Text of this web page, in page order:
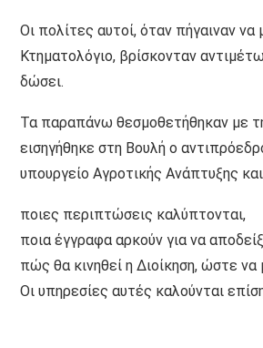
Οι πολίτες αυτοί, όταν πήγαιναν
Κτηματολόγιο, βρίσκονταν
δώσει.
Τα παραπάνω θεσμοθετήθηκαν με
εισηγήθηκε στη Βουλή ο
υπουργείο Αγροτικής Ανάπτυξης
ποιες περιπτώσεις καλύπτονται,
ποια έγγραφα αρκούν για να
πώς θα κινηθεί η Διοίκηση, ώστε να
Οι υπηρεσίες αυτές καλούνται